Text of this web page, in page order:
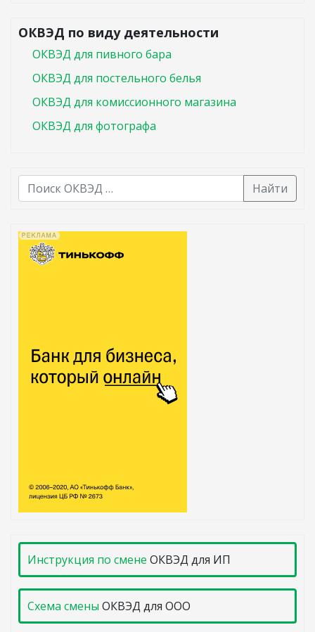
ОКВЭД по виду деятельности
ОКВЭД для пивного бара
ОКВЭД для постельного белья
ОКВЭД для комиссионного магазина
ОКВЭД для фотографа
Найти
В списке найденных результатов используйте
Инструкция по смене ОКВЭД для ИП
Схема смены ОКВЭД для ООО